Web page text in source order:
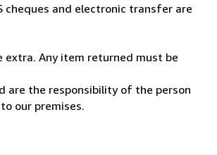
cheques and electronic transfer are
extra. Any item returned must be
are the responsibility of the person
our premises.